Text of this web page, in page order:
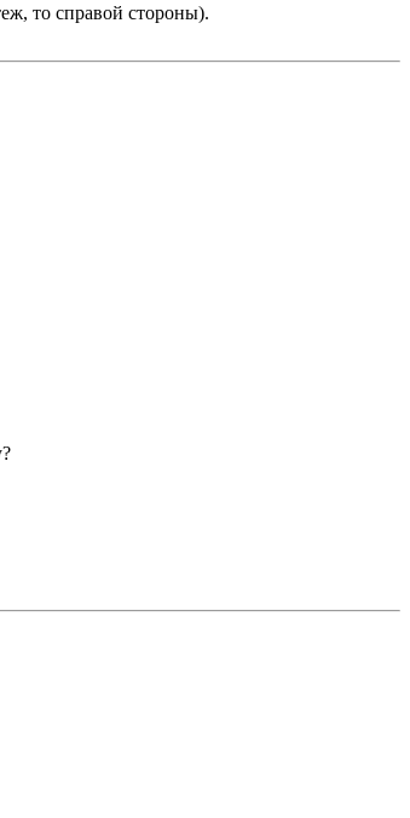
то справой стороны).